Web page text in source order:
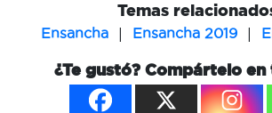
Temas
Ensancha | Ensancha 2019 |
¿Te gustó? Compártelo en